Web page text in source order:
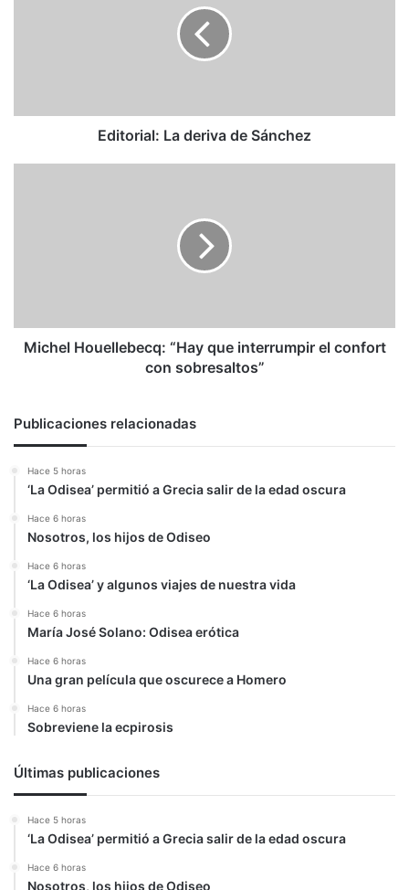
Editorial: La deriva de Sánchez
sobresaltos”
Michel Houellebecq: “Hay que interrumpir el confort
con sobresaltos”
Publicaciones relacionadas
Hace 5 horas
‘La Odisea’ permitió a Grecia salir de la edad oscura
Hace 6 horas
Nosotros, los hijos de Odiseo
Hace 6 horas
‘La Odisea’ y algunos viajes de nuestra vida
Hace 6 horas
María José Solano: Odisea erótica
Hace 6 horas
Una gran película que oscurece a Homero
Hace 6 horas
Sobreviene la ecpirosis
Últimas publicaciones
Hace 5 horas
‘La Odisea’ permitió a Grecia salir de la edad oscura
Hace 6 horas
Nosotros, los hijos de Odiseo